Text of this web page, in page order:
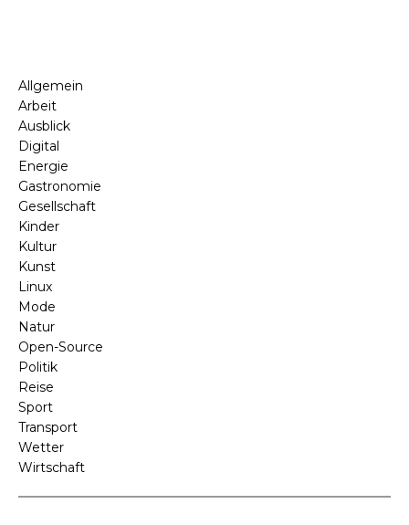
Allgemein
Arbeit
Ausblick
Digital
Energie
Gastronomie
Gesellschaft
Kinder
Kultur
Kunst
Linux
Mode
Natur
Open-Source
Politik
Reise
Sport
Transport
Wetter
Wirtschaft